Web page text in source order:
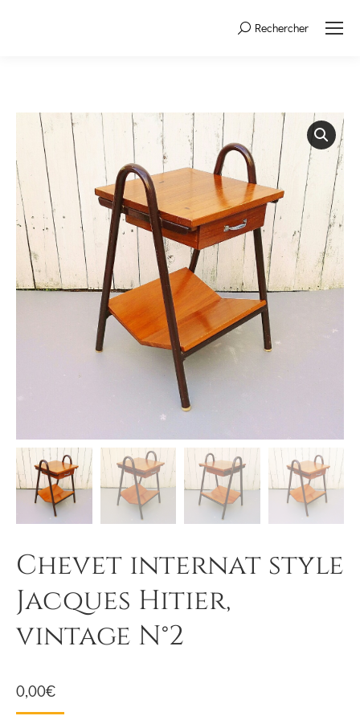
Search:Rechercher
Chevet internat style
Jacques Hitier,
vintage N°2
0,00€